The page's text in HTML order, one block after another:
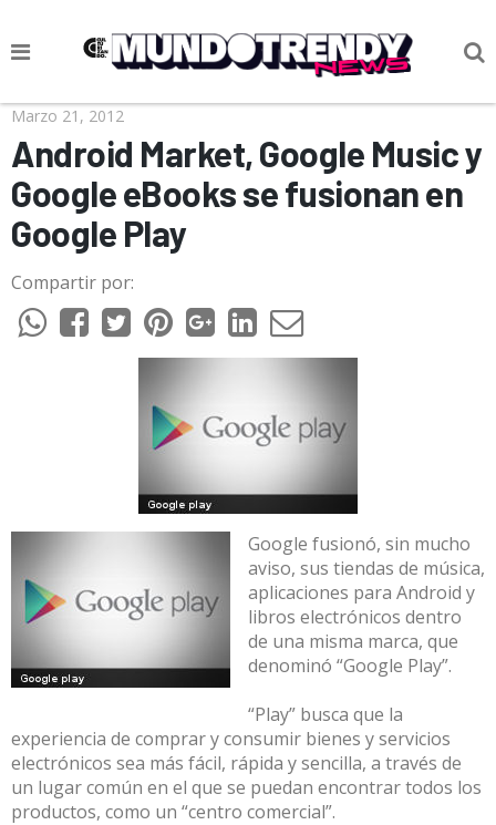
NOTICIAS
CULTURA POP
CIENCIA Y TECNOLOGÍA
VIDA
SOCIEDAD
CULTURIZANDO.COM
Marzo 21, 2012
Android Market, Google Music y
Google eBooks se fusionan en
Google Play
Compartir por:
Google fusionó, sin mucho
aviso, sus tiendas de música,
aplicaciones para Android y
libros electrónicos dentro
de una misma marca, que
denominó “Google Play”.
“Play” busca que la
experiencia de comprar y consumir bienes y servicios
electrónicos sea más fácil, rápida y sencilla, a través de
un lugar común en el que se puedan encontrar todos los
productos, como un “centro comercial”.